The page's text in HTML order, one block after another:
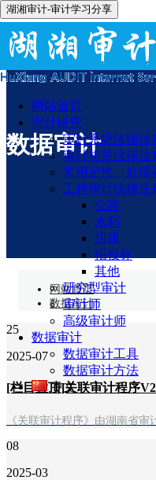
湖湘审计-审计学习分享
网站首页
审计研究
审计系统法律法
审计相关法律法
常用定性、处理
工程审计法律法
公路
水利
房建
招投标
其他
研究型审计
审计师
高级审计师
数据审计
数据审计工具
数据审计方法
中文
数据审计
网站首页
数据审计
25
2025-07
[栏目置顶]关联审计程序
《关联审计程序》由湖南省
08
2025-03